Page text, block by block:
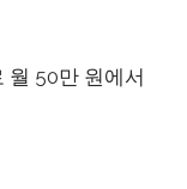
월 50만 원에서